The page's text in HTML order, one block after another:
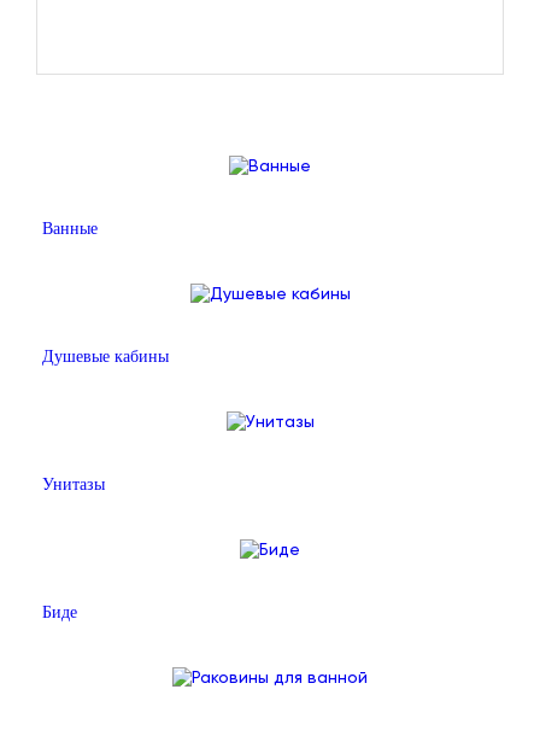
Ванные
Душевые кабины
Унитазы
Биде